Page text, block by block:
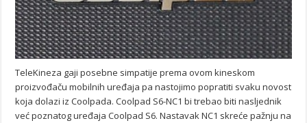
TeleKineza gaji posebne simpatije prema ovom kineskom
proizvođaču mobilnih uređaja pa nastojimo popratiti svaku novost
koja dolazi iz Coolpada. Coolpad S6-NC1 bi trebao biti nasljednik
već poznatog uređaja Coolpad S6. Nastavak NC1 skreće pažnju na